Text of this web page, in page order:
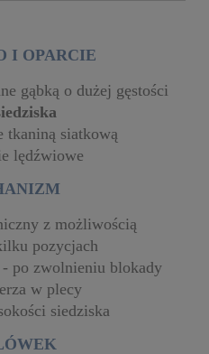
I OPARCIE
gąbką o dużej gęstości
tkaniną siatkową
lędźwiowe
z możliwością
pozycjach
po zwolnieniu blokady
w plecy
siedziska